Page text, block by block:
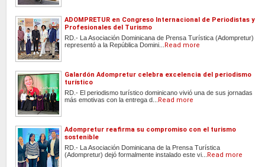
ADOMPRETUR en Congreso Internacional de Periodistas y
Profesionales del Turismo
RD.- La Asociación Dominicana de Prensa Turística (Adompretur)
representó a la República Domini...
Read more
Galardón Adompretur celebra excelencia del periodismo
turístico
RD.- El periodismo turístico dominicano vivió una de sus jornadas
más emotivas con la entrega d...
Read more
Adompretur reafirma su compromiso con el turismo
sostenible
RD.- La Asociación Dominicana de la Prensa Turística
(Adompretur) dejó formalmente instalado este vi...
Read more